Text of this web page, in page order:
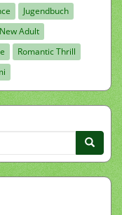
Jugendbuch
New Adult
Romantic Thrill